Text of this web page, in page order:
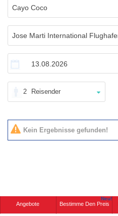
2 Reisender
Kein Ergebnisse gefunden!
Angebote Bestimme Den Preis
Neu!